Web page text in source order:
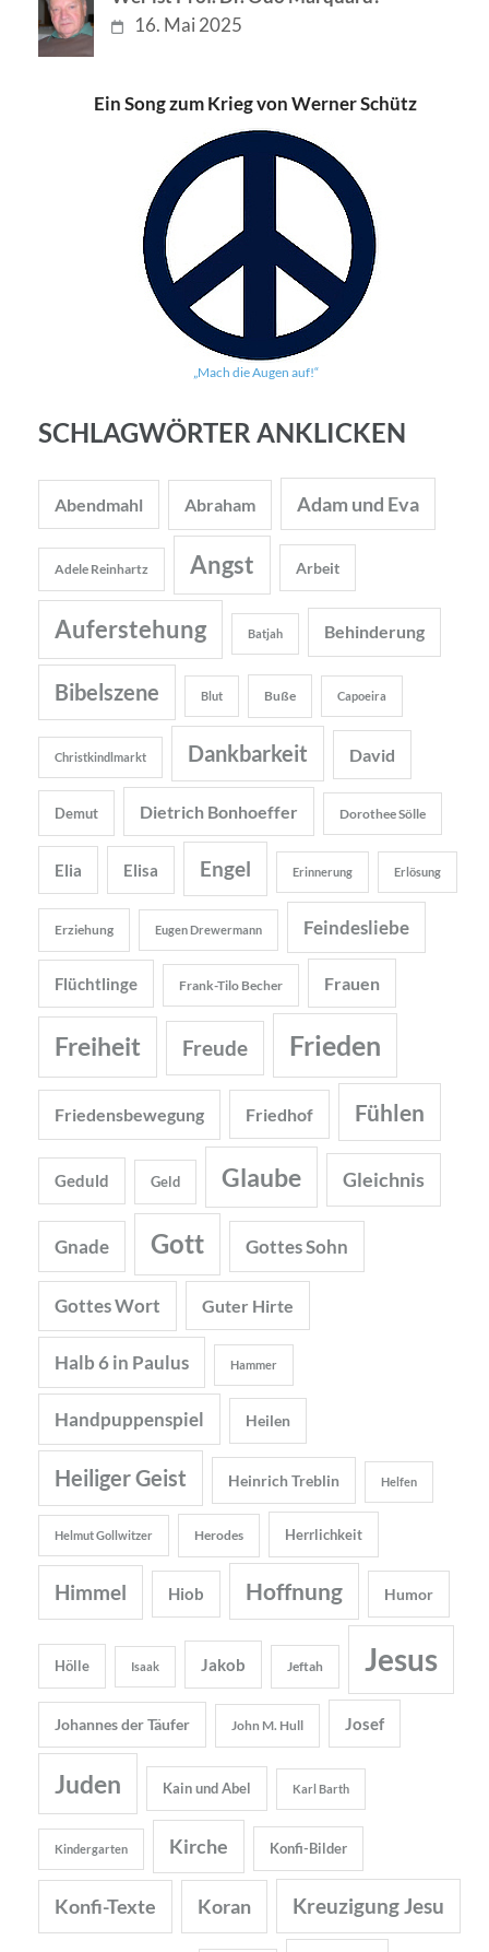
16. Mai 2025
Ein Song zum Krieg von Werner Schütz
„Mach die Augen auf!“
SCHLAGWÖRTER ANKLICKEN
Abendmahl Abraham Adam und Eva
Adele Reinhartz Angst Arbeit
Auferstehung Batjah Behinderung
Bibelszene Blut Buße Capoeira
Christkindlmarkt Dankbarkeit David
Demut Dietrich Bonhoeffer Dorothee Sölle
Elia Elisa Engel Erinnerung Erlösung
Erziehung Eugen Drewermann Feindesliebe
Flüchtlinge Frank-Tilo Becher Frauen
Freiheit Freude Frieden
Friedensbewegung Friedhof Fühlen
Geduld Geld Glaube Gleichnis
Gnade Gott Gottes Sohn
Gottes Wort Guter Hirte
Halb 6 in Paulus Hammer
Handpuppenspiel Heilen
Heiliger Geist Heinrich Treblin Helfen
Helmut Gollwitzer Herodes Herrlichkeit
Himmel Hiob Hoffnung Humor
Hölle Isaak Jakob Jeftah Jesus
Johannes der Täufer John M. Hull Josef
Juden Kain und Abel Karl Barth
Kindergarten Kirche Konfi-Bilder
Konfi-Texte Koran Kreuzigung Jesu